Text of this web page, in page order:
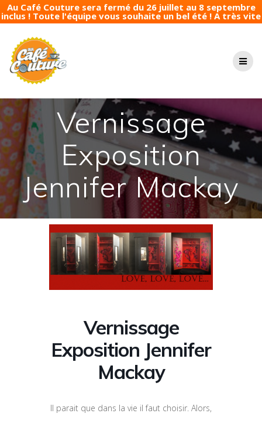
Au Café Couture sera fermé du 26 juillet au 8 septembre
inclus ! Toute l'équipe vous souhaite un bel été ! A très vite
Vernissage
Exposition
Jennifer Mackay
Vernissage
Exposition Jennifer
Mackay
Il parait que dans la vie il faut choisir. Alors,